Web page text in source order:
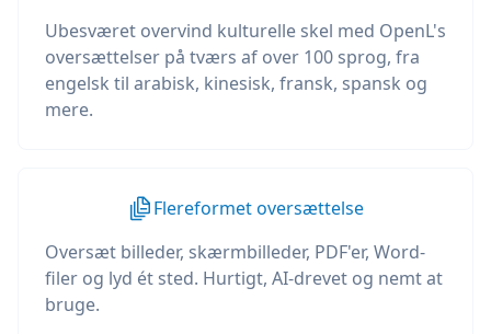
Ubesværet overvind kulturelle skel med OpenL's
oversættelser på tværs af over 100 sprog, fra
engelsk til arabisk, kinesisk, fransk, spansk og
mere.
Flereformet oversættelse
Oversæt billeder, skærmbilleder, PDF'er, Word-
filer og lyd ét sted. Hurtigt, AI-drevet og nemt at
bruge.